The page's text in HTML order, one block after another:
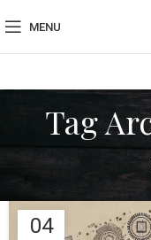
MENU
Tag
04